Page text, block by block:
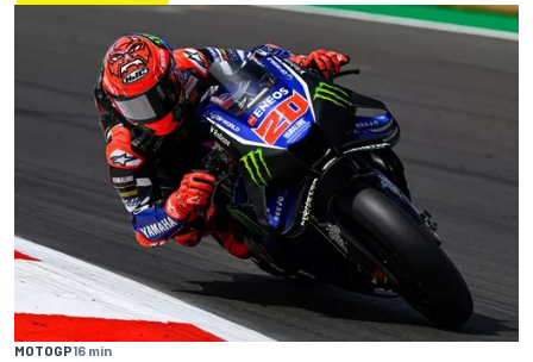
MOTOGP16 min